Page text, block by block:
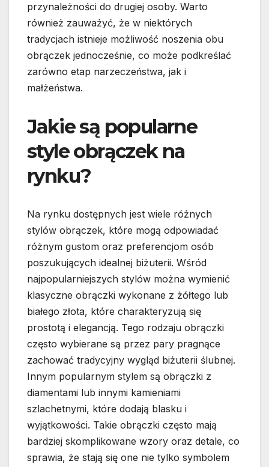
przynależności do drugiej osoby. Warto
również zauważyć, że w niektórych
tradycjach istnieje możliwość noszenia obu
obrączek jednocześnie, co może podkreślać
zarówno etap narzeczeństwa, jak i
małżeństwa.
Jakie są popularne
style obrączek na
rynku?
Na rynku dostępnych jest wiele różnych
stylów obrączek, które mogą odpowiadać
różnym gustom oraz preferencjom osób
poszukujących idealnej biżuterii. Wśród
najpopularniejszych stylów można wymienić
klasyczne obrączki wykonane z żółtego lub
białego złota, które charakteryzują się
prostotą i elegancją. Tego rodzaju obrączki
często wybierane są przez pary pragnące
zachować tradycyjny wygląd biżuterii ślubnej.
Innym popularnym stylem są obrączki z
diamentami lub innymi kamieniami
szlachetnymi, które dodają blasku i
wyjątkowości. Takie obrączki często mają
bardziej skomplikowane wzory oraz detale, co
sprawia, że stają się one nie tylko symbolem